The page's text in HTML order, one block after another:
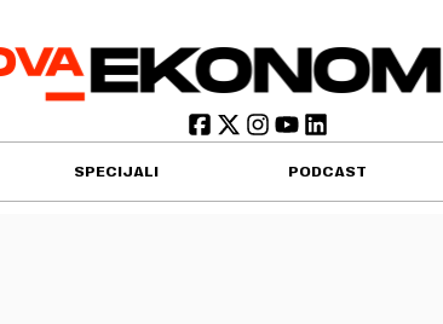
SPECIJALI PODCAST